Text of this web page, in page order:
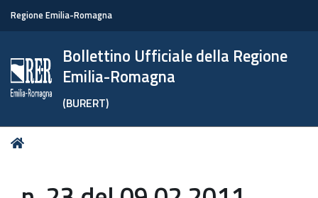
Regione Emilia-Romagna
Bollettino Ufficiale della Regione
Emilia-Romagna
(BURERT)
Tu